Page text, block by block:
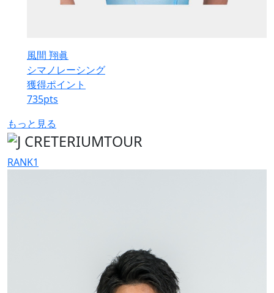
風間 翔眞
シマノレーシング
獲得ポイント
735pts
もっと見る
RANK1